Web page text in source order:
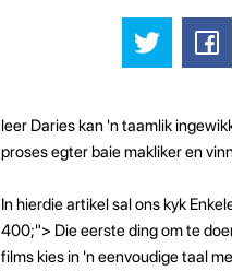
leer Daries kan 'n taamlik
proses egter baie makliker en
In hierdie artikel sal ons kyk
400;"> Die eerste ding om te
films kies in 'n eenvoudige taal